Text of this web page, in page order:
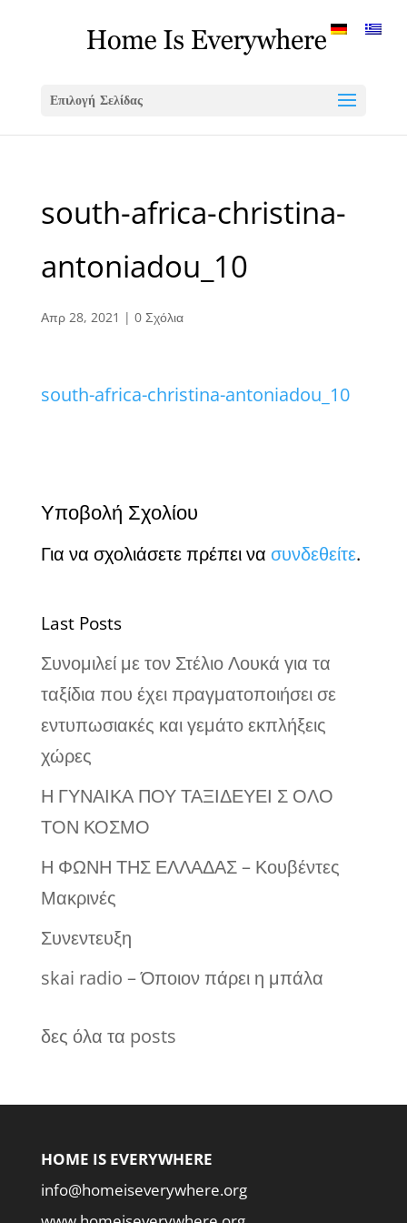
Επιλογή Σελίδας
south-africa-christina-
antoniadou_10
Απρ 28, 2021 | 0 Σχόλια
south-africa-christina-antoniadou_10
Υποβολή Σχολίου
Για να σχολιάσετε πρέπει να συνδεθείτε.
Last Posts
Συνομιλεί με τον Στέλιο Λουκά για τα
ταξίδια που έχει πραγματοποιήσει σε
εντυπωσιακές και γεμάτο εκπλήξεις
χώρες
Η ΓΥΝΑΙΚΑ ΠΟΥ ΤΑΞΙΔΕΥΕΙ Σ ΟΛΟ
ΤΟΝ ΚΟΣΜΟ
Η ΦΩΝΗ ΤΗΣ ΕΛΛΑΔΑΣ – Κουβέντες
Μακρινές
Συνεντευξη
skai radio – Όποιον πάρει η μπάλα
δες όλα τα posts
HOME IS EVERYWHERE
info@homeiseverywhere.org